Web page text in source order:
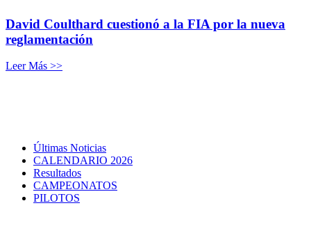
David Coulthard cuestionó a la FIA por la nueva
reglamentación
Leer Más >>
Últimas Noticias
CALENDARIO 2026
Resultados
CAMPEONATOS
PILOTOS